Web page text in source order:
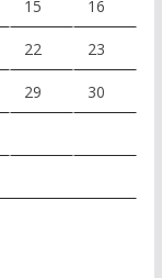
15 16
22 23
29 30